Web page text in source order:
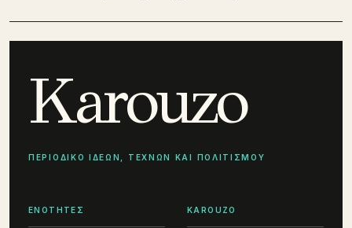
Karouzo
ΠΕΡΙΟΔΙΚΟ ΙΔΕΩΝ, ΤΕΧΝΩΝ ΚΑΙ ΠΟΛΙΤΙΣΜΟΥ
ΕΝΟΤΗΤΕΣ KAROUZO